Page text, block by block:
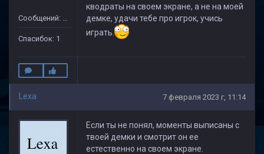
Сообщений: 14
Спасибок: 1
кводраты на своем экране, а не на моей
демке, удачи тебе про игрок, учись
играть.
Lexa 7 февраля 2023 г, 11:14
Если ты не понял, моменты выписаны с
твоей демки и смотрит он ее
естественно на своем экране.